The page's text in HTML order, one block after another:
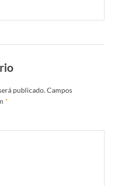
publicado.Campos
*